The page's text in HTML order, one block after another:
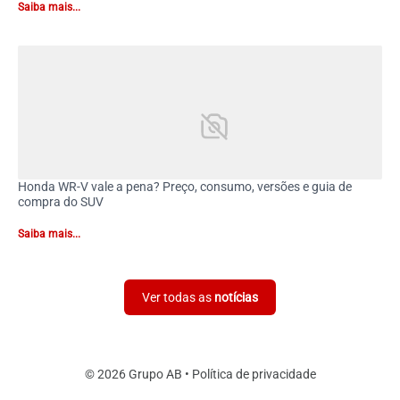
Saiba mais...
Honda WR-V vale a pena? Preço, consumo, versões e guia de
compra do SUV
Saiba mais...
Ver todas as notícias
© 2026 Grupo AB • Política de privacidade